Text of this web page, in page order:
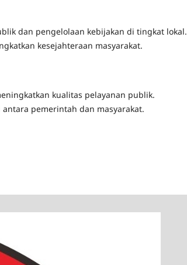
dan pengelolaan kebijakan di tingkat lokal.
kesejahteraan masyarakat.
kualitas pelayanan publik.
pemerintah dan masyarakat.